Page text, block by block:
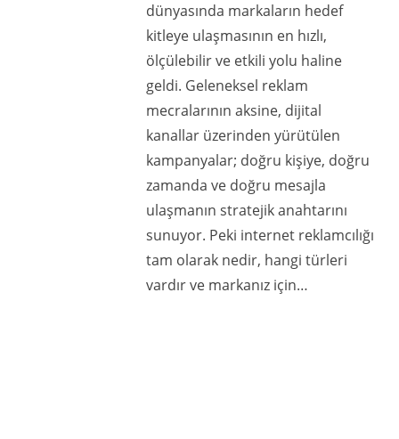
dünyasında markaların hedef
kitleye ulaşmasının en hızlı,
ölçülebilir ve etkili yolu haline
geldi. Geleneksel reklam
mecralarının aksine, dijital
kanallar üzerinden yürütülen
kampanyalar; doğru kişiye, doğru
zamanda ve doğru mesajla
ulaşmanın stratejik anahtarını
sunuyor. Peki internet reklamcılığı
tam olarak nedir, hangi türleri
vardır ve markanız için…